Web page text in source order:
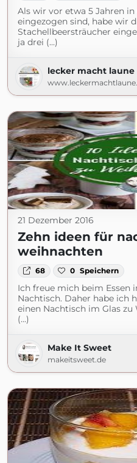
Als wir vor etwa 5 Jahren
eingezogen sind, habe wir
Stachellbeersträucher
ja drei (...)
lecker macht laune
21 Dezember 2016
Zehn ideen für
weihnachten
68 0 Speichern
Ich freue mich beim Essen
Nachtisch. Daher habe ich
einen Nachtisch im Glas zu
(...)
Make It Sweet
makeitsweet.de